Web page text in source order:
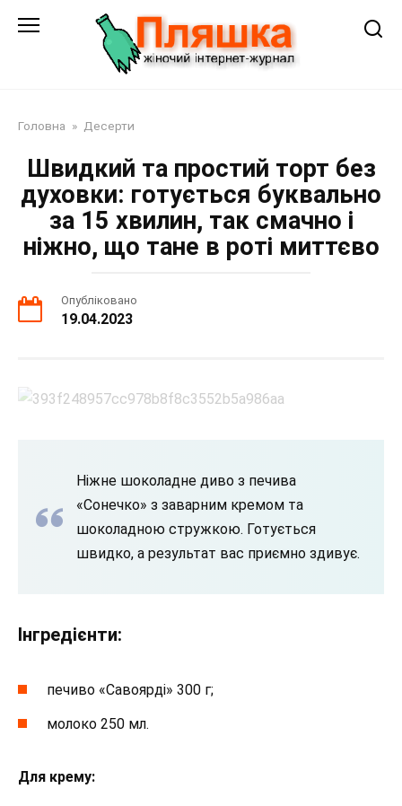
Головна » Десерти
Швидкий та простий торт без
духовки: готується буквально
за 15 хвилин, так смачно і
ніжно, що тане в роті миттєво
Опубліковано
19.04.2023
Ніжне шоколадне диво з печива
«Сонечко» з заварним кремом та
шоколадною стружкою. Готується
швидко, а результат вас приємно здивує.
Інгредієнти:
печиво «Савоярді» 300 г;
молоко 250 мл.
Для крему: